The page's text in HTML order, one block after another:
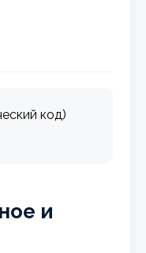
код)
и